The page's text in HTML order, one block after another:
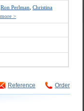
Ron Perlman Christina
>
Reference Order